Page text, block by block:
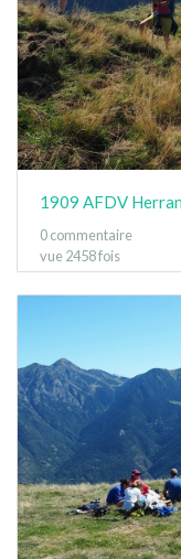
1909 AFDV
0 commentaire
vue 2458 fois